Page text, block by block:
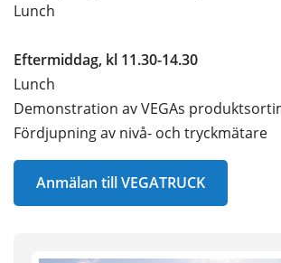
Lunch
Eftermiddag, kl 11.30-14.30
Lunch
Demonstration av VEGAs
Fördjupning av nivå- och tryckmätare
Anmälan till VEGATRUCK